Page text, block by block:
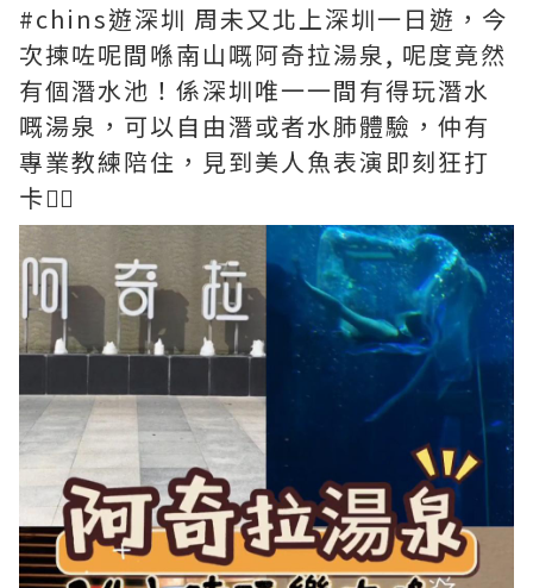
#chins遊深圳 周未又北上深圳一日遊，今
次揀咗呢間喺南山嘅阿奇拉湯泉, 呢度竟然
有個潛水池！係深圳唯一一間有得玩潛水
嘅湯泉，可以自由潛或者水肺體驗，仲有
專業教練陪住，見到美人魚表演即刻狂打
卡🧜‍♀️